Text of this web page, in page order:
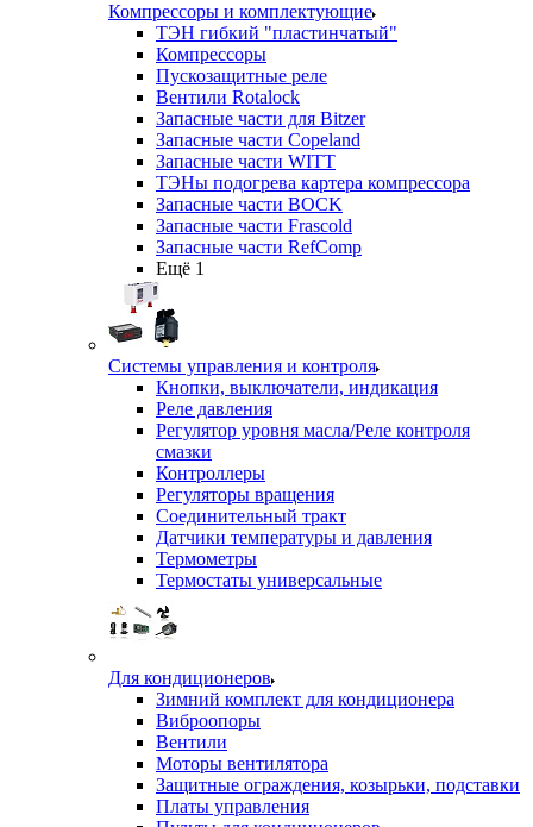
Компрессоры и комплектующие
ТЭН гибкий "пластинчатый"
Компрессоры
Пускозащитные реле
Вентили Rotalock
Запасные части для Bitzer
Запасные части Copeland
Запасные части WITT
ТЭНы подогрева картера компрессора
Запасные части BOCK
Запасные части Frascold
Запасные части RefComp
Ещё 1
Системы управления и контроля
Кнопки, выключатели, индикация
Реле давления
Регулятор уровня масла/Реле контроля
смазки
Контроллеры
Регуляторы вращения
Соединительный тракт
Датчики температуры и давления
Термометры
Термостаты универсальные
Для кондиционеров
Зимний комплект для кондиционера
Виброопоры
Вентили
Моторы вентилятора
Защитные ограждения, козырьки, подставки
Платы управления